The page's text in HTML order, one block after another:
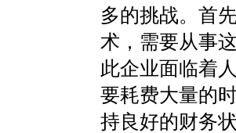
多的挑战。首
术，需要从事
此企业面临着
要耗费大量的
持良好的财务